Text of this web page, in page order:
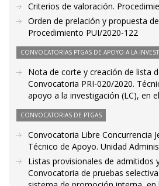
Criterios de valoración.
Orden de prelación y propuesta
Procedimiento PUI/2020-122
CONVOCATORIAS PTGAS DE APOYO A LA
Nota de corte y creación de lista
Convocatoria PRI-020/2020.
apoyo a la investigación (LC), en
CONVOCATORIAS DE PTGAS
Convocatoria Libre Concurrencia
Técnico de Apoyo. Unidad
Listas provisionales de admitidos
Convocatoria de pruebas